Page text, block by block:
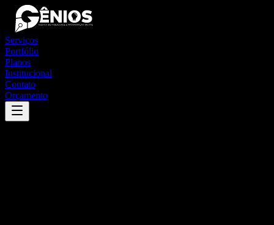
Serviços
Portfólio
Planos
Institucional
Contato
Orçamento